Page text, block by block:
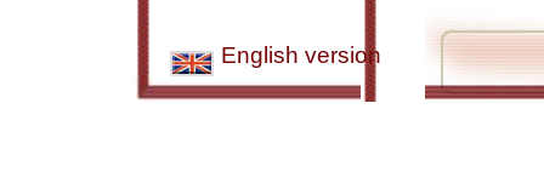
English version